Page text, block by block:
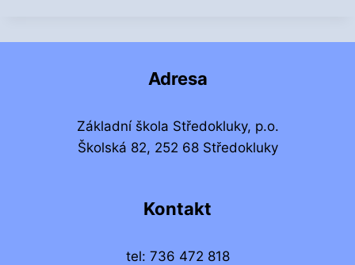
Adresa
Základní škola Středokluky, p.o.
Školská 82, 252 68 Středokluky
Kontakt
tel: 736 472 818